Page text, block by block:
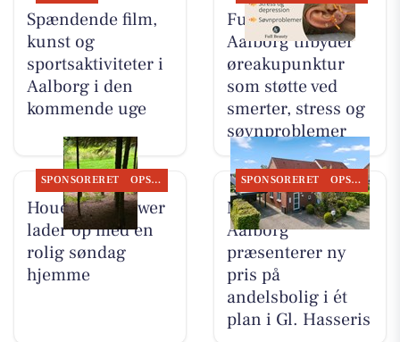
Spændende film,
kunst og
sportsaktiviteter i
Aalborg i den
kommende uge
Full Beauty
Aalborg tilbyder
øreakupunktur
som støtte ved
smerter, stress og
søvnproblemer
SPONSORERET OPSLAGSTAVLEN
Houen Life Power
lader op med en
rolig søndag
hjemme
SPONSORERET OPSLAGSTAVLEN
Mæglerhuset
Aalborg
præsenterer ny
pris på
andelsbolig i ét
plan i Gl. Hasseris